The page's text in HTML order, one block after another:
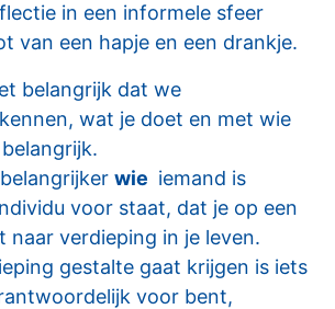
in een informele sfeer
van een hapje en een drankje.
belangrijk dat we
kennen, wat je doet en met wie
wie iemand is
voor staat, dat je op een
verdieping in je leven.
gestalte gaat krijgen is iets
voor bent,